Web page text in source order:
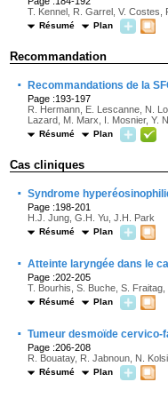
T. Kennel, R. Garrel, V. Costes,
Résumé Plan
Recommandation
· Recommandations de la
Page :193-197
R. Hermann, E. Lescanne, N.
Lazard, M. Marx, I. Mosnier, Y.
Résumé Plan
Cas cliniques
· Syndrome
Page :198-201
H.J. Jung, G.H. Yu, J.H. Park
Résumé Plan
· Atteinte laryngée dans le
Page :202-205
T. Bourhis, S. Buche, S. Fraitag,
Résumé Plan
· Tumeur desmoïde cervico-
Page :206-208
R. Bouatay, R. Jabnoun, N.
Résumé Plan